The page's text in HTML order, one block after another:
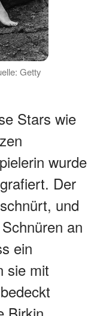
Getty
Stars wie
wurde
Der
und
an
ein
sie mit